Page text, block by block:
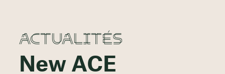
ACTUALITÉS
New ACE